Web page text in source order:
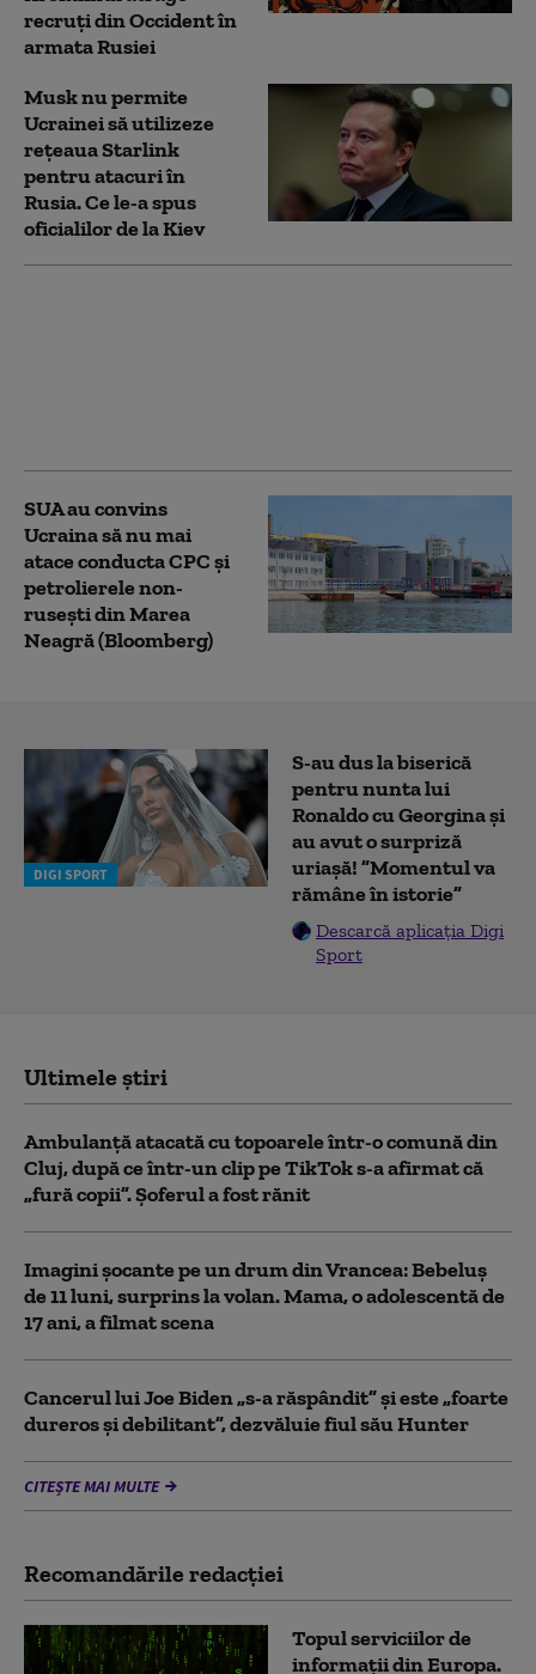
recruți din Occident în
armata Rusiei
Musk nu permite
Ucrainei să utilizeze
reţeaua Starlink
pentru atacuri în
Rusia. Ce le-a spus
oficialilor de la Kiev
SUA au convins
Ucraina să nu mai
atace conducta CPC şi
petrolierele non-
ruseşti din Marea
Neagră (Bloomberg)
DIGI SPORT
S-au dus la biserică
pentru nunta lui
Ronaldo cu Georgina și
au avut o surpriză
uriașă! ”Momentul va
rămâne în istorie”
Descarcă aplicația Digi
Sport
Ultimele știri
Ambulanţă atacată cu topoarele într-o comună din
Cluj, după ce într-un clip pe TikTok s-a afirmat că
„fură copii”. Șoferul a fost rănit
Imagini șocante pe un drum din Vrancea: Bebeluș
de 11 luni, surprins la volan. Mama, o adolescentă de
17 ani, a filmat scena
Cancerul lui Joe Biden „s-a răspândit” şi este „foarte
dureros și debilitant”, dezvăluie fiul său Hunter
CITEȘTE MAI MULTE
Recomandările redacţiei
Topul serviciilor de
informații din Europa.